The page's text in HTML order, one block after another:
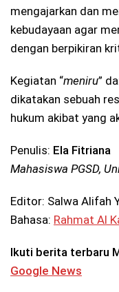
mengajarkan dan
kebudayaan agar
dengan berpikiran
Kegiatan “meniru”
dikatakan sebuah
hukum akibat yang
Penulis: Ela Fitriana
Mahasiswa PGSD,
Editor: Salwa Alifah
Bahasa: Rahmat Al
Ikuti berita terbaru
Google News